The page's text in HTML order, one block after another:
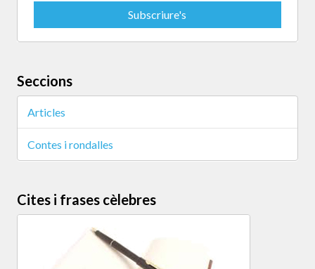
Seccions
Articles
Contes i rondalles
Cites i frases cèlebres